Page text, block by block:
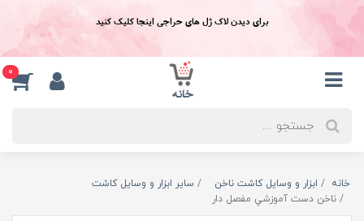
برای دیدن لاک ژل های حراجی اینجا کلیک کنید
0
خانه ابزار و وسایل کاشت ناخن
سایر ابزار و وسایل کاشت
ناخن دست آموزشي مفصل دار